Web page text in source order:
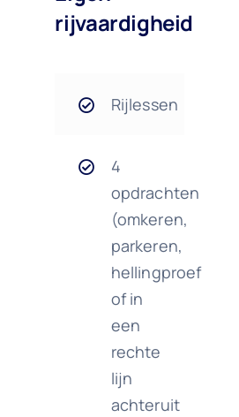
rijvaardigheid
Rijlessen
4
opdrachten
(omkeren,
parkeren,
hellingproef
of in
een
rechte
lijn
achteruit